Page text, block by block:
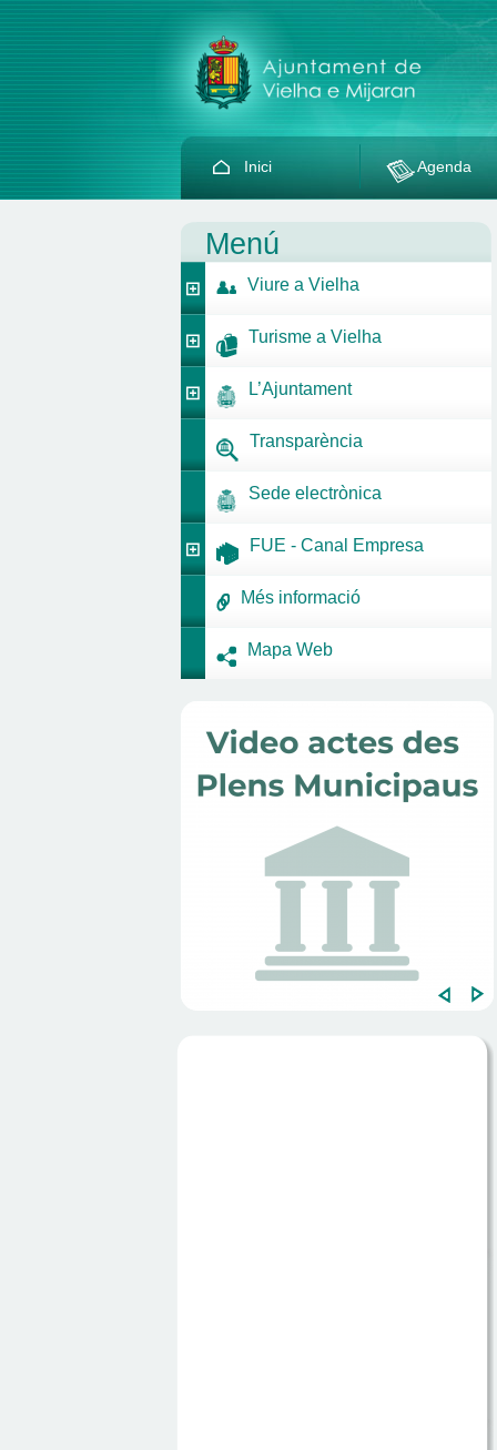
Inici Agenda
Menú
Viure a Vielha
Turisme a Vielha
L’Ajuntament
Transparència
Sede electrònica
FUE - Canal Empresa
Més informació
Mapa Web